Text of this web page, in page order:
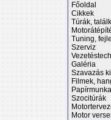
Főoldal
Cikkek
Túrák,
Tuning,
Szerviz
Galéria
Szavazás
Filmek,
Papírmunka
Szocitúrák
Motor